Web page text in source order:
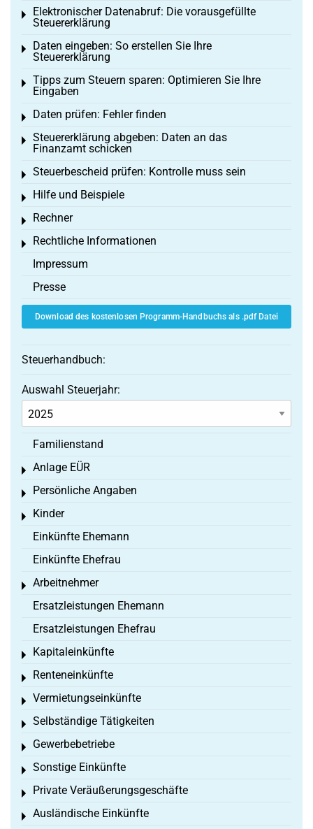
Elektronischer Datenabruf: Die vorausgefüllte
Steuererklärung
Toggle menu
Daten eingeben: So erstellen Sie Ihre
Steuererklärung
Toggle menu
Tipps zum Steuern sparen: Optimieren Sie Ihre
Eingaben
Toggle menu
Daten prüfen: Fehler finden
Toggle menu
Steuererklärung abgeben: Daten an das
Finanzamt schicken
Toggle menu
Steuerbescheid prüfen: Kontrolle muss sein
Toggle menu
Hilfe und Beispiele
Toggle menu
Rechner
Toggle menu
Rechtliche Informationen
Toggle menu
Impressum
Presse
Download des kostenlosen Programm-Handbuchs als .pdf Datei
Steuerhandbuch:
Auswahl Steuerjahr:
Familienstand
Anlage EÜR
Toggle menu
Persönliche Angaben
Toggle menu
Kinder
Toggle menu
Einkünfte Ehemann
Einkünfte Ehefrau
Arbeitnehmer
Toggle menu
Ersatzleistungen Ehemann
Ersatzleistungen Ehefrau
Kapitaleinkünfte
Toggle menu
Renteneinkünfte
Toggle menu
Vermietungseinkünfte
Toggle menu
Selbständige Tätigkeiten
Toggle menu
Gewerbebetriebe
Toggle menu
Sonstige Einkünfte
Toggle menu
Private Veräußerungsgeschäfte
Toggle menu
Ausländische Einkünfte
Toggle menu